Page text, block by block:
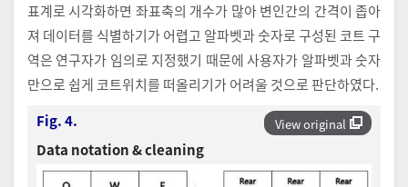
표계로 시각화하면 좌표축의 개수가 많아 변인간의 간격이 좁아
져 데이터를 식별하기가 어렵고 알파벳과 숫자로 구성된 코트 구
역은 연구자가 임의로 지정했기 때문에 사용자가 알파벳과 숫자
만으로 쉽게 코트위치를 떠올리기가 어려울 것으로 판단하였다.
View original
Fig. 4.
Data notation & cleaning